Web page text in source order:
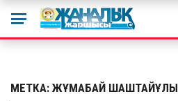
МЕТКА: ЖҰМАБАЙ ШАШТАЙҰЛЫ